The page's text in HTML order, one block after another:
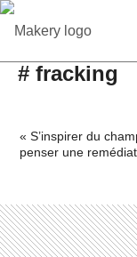
# fracking
« S’inspirer du
penser une